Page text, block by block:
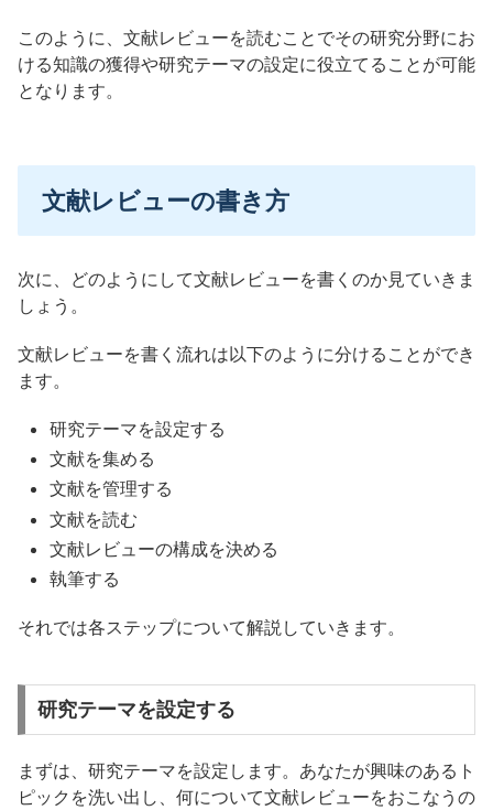
このように、文献レビューを読むことでその研究分野にお
ける知識の獲得や研究テーマの設定に役立てることが可能
となります。
文献レビューの書き方
次に、どのようにして文献レビューを書くのか見ていきま
しょう。
文献レビューを書く流れは以下のように分けることができ
ます。
研究テーマを設定する
文献を集める
文献を管理する
文献を読む
文献レビューの構成を決める
執筆する
それでは各ステップについて解説していきます。
研究テーマを設定する
まずは、研究テーマを設定します。あなたが興味のあるト
ピックを洗い出し、何について文献レビューをおこなうの